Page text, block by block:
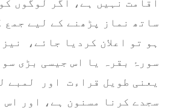
ساتھ نماز پڑھنے کے لیے جمع
ہو تو اعلان کردیا جائے،
سورۂ بقرہ یا اس جیسی بڑی
یعنی طویل قراءت اور لمبے
سجدے کرنا مسنون ہے، اور اس